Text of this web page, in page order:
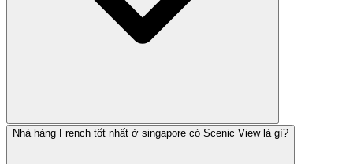
Nhà hàng French tốt nhất ở singapore có Scenic View là gì?